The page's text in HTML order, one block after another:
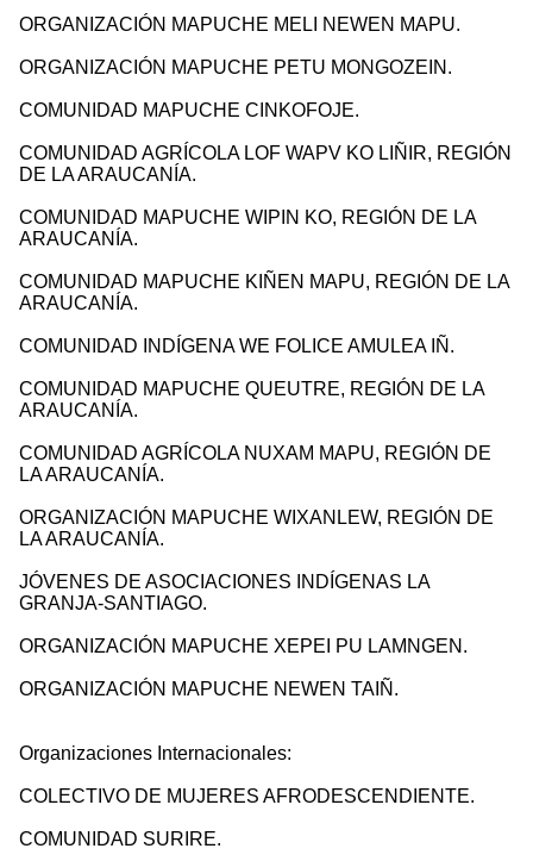
ORGANIZACIÓN MAPUCHE MELI NEWEN MAPU.
ORGANIZACIÓN MAPUCHE PETU MONGOZEIN.
COMUNIDAD MAPUCHE CINKOFOJE.
COMUNIDAD AGRÍCOLA LOF WAPV KO LIÑIR, REGIÓN
DE LA ARAUCANÍA.
COMUNIDAD MAPUCHE WIPIN KO, REGIÓN DE LA
ARAUCANÍA.
COMUNIDAD MAPUCHE KIÑEN MAPU, REGIÓN DE LA
ARAUCANÍA.
COMUNIDAD INDÍGENA WE FOLICE AMULEA IÑ.
COMUNIDAD MAPUCHE QUEUTRE, REGIÓN DE LA
ARAUCANÍA.
COMUNIDAD AGRÍCOLA NUXAM MAPU, REGIÓN DE
LA ARAUCANÍA.
ORGANIZACIÓN MAPUCHE WIXANLEW, REGIÓN DE
LA ARAUCANÍA.
JÓVENES DE ASOCIACIONES INDÍGENAS LA
GRANJA-SANTIAGO.
ORGANIZACIÓN MAPUCHE XEPEI PU LAMNGEN.
ORGANIZACIÓN MAPUCHE NEWEN TAIÑ.
Organizaciones Internacionales:
COLECTIVO DE MUJERES AFRODESCENDIENTE.
COMUNIDAD SURIRE.